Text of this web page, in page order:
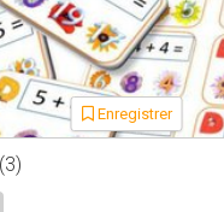
Enregistrer
(3)